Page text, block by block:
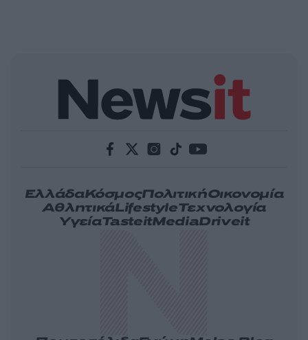
ΕλλάδαΚόσμοςΠολιτικήΟικονομία
ΑθλητικάLifestyleΤεχνολογία
ΥγείαTasteitMediaDriveit